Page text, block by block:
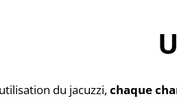
du jacuzzi, chaque